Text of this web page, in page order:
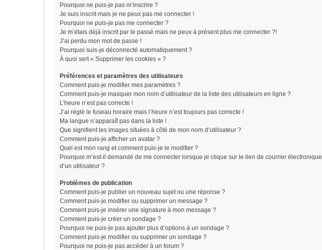
Pourquoi ne puis-je pas m’inscrire ?
Je suis inscrit mais je ne peux pas me connecter !
Pourquoi ne puis-je pas me connecter ?
Je m’étais déjà inscrit par le passé mais ne peux à présent plus me connecter ?!
J’ai perdu mon mot de passe !
Pourquoi suis-je déconnecté automatiquement ?
À quoi sert « Supprimer les cookies » ?
Préférences et paramètres des utilisateurs
Comment puis-je modifier mes paramètres ?
Comment puis-je masquer mon nom d’utilisateur de la liste des utilisateurs en ligne ?
L’heure n’est pas correcte !
J’ai réglé le fuseau horaire mais l’heure n’est toujours pas correcte !
Ma langue n’apparaît pas dans la liste !
Que signifient les images situées à côté de mon nom d’utilisateur ?
Comment puis-je afficher un avatar ?
Quel est mon rang et comment puis-je le modifier ?
Pourquoi m’est-il demandé de me connecter lorsque je clique sur le lien de courrier électronique
d’un utilisateur ?
Problèmes de publication
Comment puis-je publier un nouveau sujet ou une réponse ?
Comment puis-je modifier ou supprimer un message ?
Comment puis-je insérer une signature à mon message ?
Comment puis-je créer un sondage ?
Pourquoi ne puis-je pas ajouter plus d’options à un sondage ?
Comment puis-je modifier ou supprimer un sondage ?
Pourquoi ne puis-je pas accéder à un forum ?